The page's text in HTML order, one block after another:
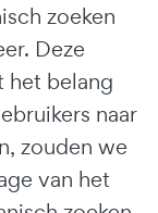
zoeken
Deze
het belang
naar
zouden we
van het